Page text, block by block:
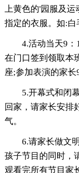
上黄色的'园服及运
指定的衣服。如:白
4.活动当天9
在门口签到领取本
座;参加表演的家长
5.开幕式和闭
回家，请家长安排
气。
6.请家长做文
孩子节目的同时，
观看完所有节目家